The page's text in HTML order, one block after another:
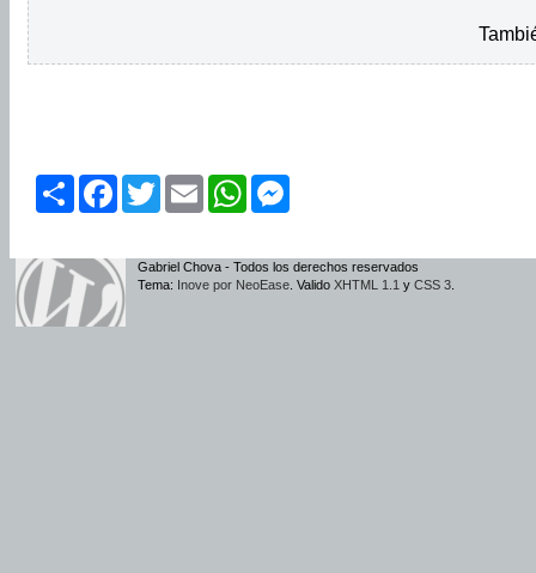
ShareFacebook
TwitterEmailWhatsApp
Gabriel Chova - Todos los derechos reservados
Tema: Inove por NeoEase . Valido XHTML 1.1 y CSS 3